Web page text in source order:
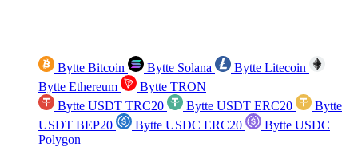
Bytte Bitcoin Bytte Solana
Bytte Litecoin
Bytte Ethereum
Bytte TRON
Bytte USDT TRC20
Bytte USDT ERC20
Bytte
USDT BEP20
Bytte USDC ERC20
Bytte USDC
Polygon